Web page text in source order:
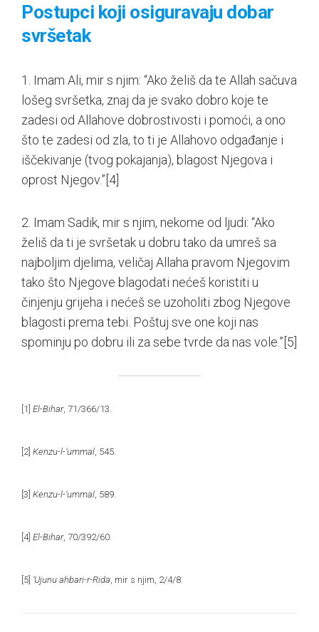
Postupci koji osiguravaju dobar
svršetak
1. Imam Ali, mir s njim: “Ako želiš da te Allah sačuva
lošeg svršetka, znaj da je svako dobro koje te
zadesi od Allahove dobrostivosti i pomoći, a ono
što te zadesi od zla, to ti je Allahovo odgađanje i
iščekivanje (tvog pokajanja), blagost Njegova i
oprost Njegov.”[4]
2. Imam Sadik, mir s njim, nekome od ljudi: “Ako
želiš da ti je svršetak u dobru tako da umreš sa
najboljim djelima, veličaj Allaha pravom Njegovim
tako što Njegove blagodati nećeš koristiti u
činjenju grijeha i nećeš se uzoholiti zbog Njegove
blagosti prema tebi. Poštuj sve one koji nas
spominju po dobru ili za sebe tvrde da nas vole.”[5]
[1] El-Bihar, 71/366/13.
[2] Kenzu-l-‘ummal , 545.
[3] Kenzu-l-‘ummal , 589.
[4] El-Bihar, 70/392/60.
[5] ‘Ujunu ahbari-r-Rida , mir s njim, 2/4/8.